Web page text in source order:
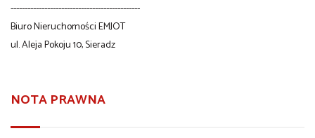
----------------------------------------------
Biuro Nieruchomości EMJOT
ul. Aleja Pokoju 10, Sieradz
NOTA PRAWNA